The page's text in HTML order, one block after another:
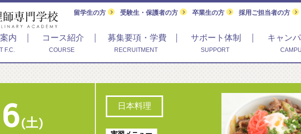
留学生の方 受験生・保護者の方 卒業生の方 採用ご担当者の方
内
F.C.
コース紹介
COURSE
募集要項・学費
RECRUITMENT
サポート体制
SUPPORT
キャン
(土)
日本料理